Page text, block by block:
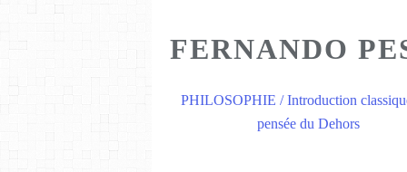
FERNANDO
PHILOSOPHIE / Introduction
pensée du Dehors